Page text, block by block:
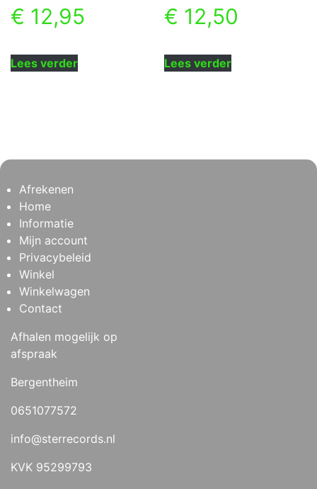
€ 12,95
Lees verder
€ 12,50
Lees verder
Afrekenen
Home
Informatie
Mijn account
Privacybeleid
Winkel
Winkelwagen
Contact
Afhalen mogelijk op
afspraak
Bergentheim
0651077572
info@sterrecords.nl
KVK 95299793